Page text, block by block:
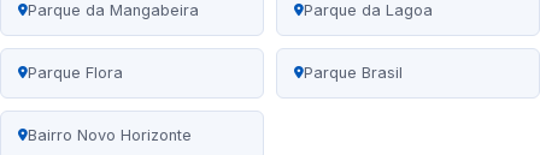
Parque da Mangabeira Parque da Lagoa
Parque Flora Parque Brasil
Bairro Novo Horizonte